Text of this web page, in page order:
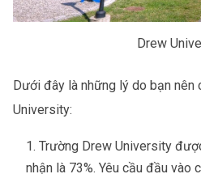
Drew
Dưới đây là những lý do bạn
University:
Trường Drew University
nhận là 73%. Yêu cầu đầu